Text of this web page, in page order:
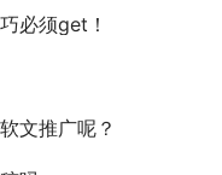
必须get！
文推广呢？